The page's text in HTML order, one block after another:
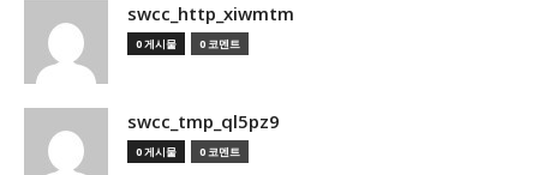
swcc_http_xiwmtm
0 게시물 0 코멘트
swcc_tmp_ql5pz9
0 게시물 0 코멘트